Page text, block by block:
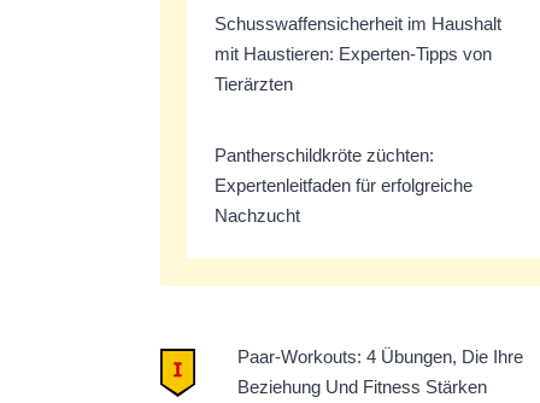
Schusswaffensicherheit im Haushalt
mit Haustieren: Experten-Tipps von
Tierärzten
Pantherschildkröte züchten:
Expertenleitfaden für erfolgreiche
Nachzucht
Paar-Workouts: 4 Übungen, Die Ihre
Beziehung Und Fitness Stärken